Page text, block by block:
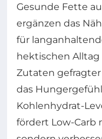
Gesunde Fette
ergänzen das
für
hektischen
Zutaten
das
Kohlenhydrat-
fördert Low-Carb